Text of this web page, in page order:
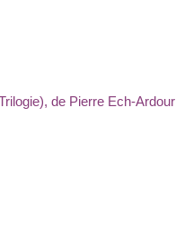
de Pierre Ech-Ardour